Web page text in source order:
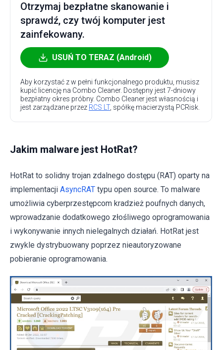
Otrzymaj bezpłatne skanowanie i
sprawdź, czy twój komputer jest
zainfekowany.
USUŃ TO TERAZ (Android)
Aby korzystać z w pełni funkcjonalnego produktu, musisz
kupić licencję na Combo Cleaner. Dostępny jest 7-dniowy
bezpłatny okres próbny. Combo Cleaner jest własnością i
jest zarządzane przez RCS LT, spółkę macierzystą PCRisk.
Jakim malware jest HotRat?
HotRat to solidny trojan zdalnego dostępu (RAT) oparty na
implementacji AsyncRAT typu open source. To malware
umożliwia cyberprzestępcom kradzież poufnych danych,
wprowadzanie dodatkowego złośliwego oprogramowania
i wykonywanie innych nielegalnych działań. HotRat jest
zwykle dystrybuowany poprzez nieautoryzowane
pobieranie oprogramowania.